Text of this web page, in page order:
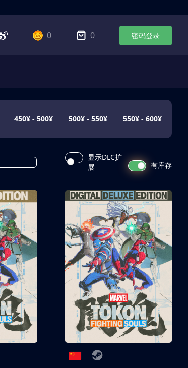
0 0 密码登录
450¥ - 500¥ 500¥ - 550¥ 550¥ - 600¥
显示DLC扩
展
有库存